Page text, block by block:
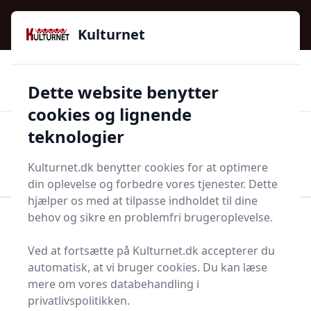
Kulturnet - Alt Det Gode I Livet | Din Kulturguide Siden
2016
97 kategorier 👍Kun godkendte butikker
Start søgning
Bolig og indretning
Møbler
Bordben - 133 på lager
Kulturnet
Dette website benytter
cookies og lignende
teknologier
Kulturnet.dk benytter cookies for at optimere
din oplevelse og forbedre vores tjenester. Dette
hjælper os med at tilpasse indholdet til dine
behov og sikre en problemfri brugeroplevelse.
Ved at fortsætte på Kulturnet.dk accepterer du
automatisk, at vi bruger cookies. Du kan læse
mere om vores databehandling i
privatlivspolitikken.